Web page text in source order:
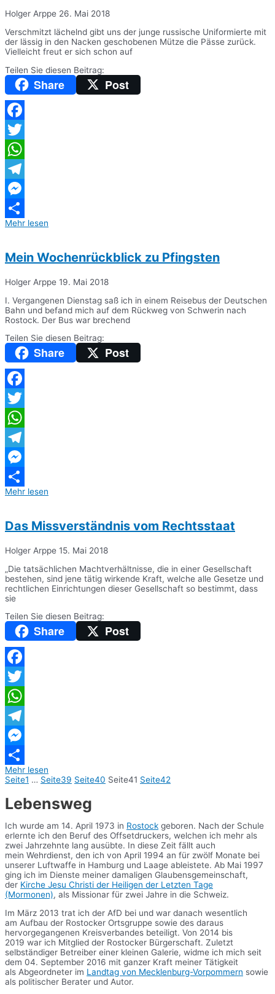
Holger Arppe 26. Mai 2018
Verschmitzt lächelnd gibt uns der junge russische Uniformierte mit
der lässig in den Nacken geschobenen Mütze die Pässe zurück.
Vielleicht freut er sich schon auf
Teilen Sie diesen Beitrag:
Share Post
Facebook
Twitter
WhatsApp
Telegram
Messenger
Teilen
Mehr lesen
Mein Wochenrückblick zu Pfingsten
Holger Arppe 19. Mai 2018
I. Vergangenen Dienstag saß ich in einem Reisebus der Deutschen
Bahn und befand mich auf dem Rückweg von Schwerin nach
Rostock. Der Bus war brechend
Teilen Sie diesen Beitrag:
Share Post
Facebook
Twitter
WhatsApp
Telegram
Messenger
Teilen
Mehr lesen
Das Missverständnis vom Rechtsstaat
Holger Arppe 15. Mai 2018
„Die tatsächlichen Machtverhältnisse, die in einer Gesellschaft
bestehen, sind jene tätig wirkende Kraft, welche alle Gesetze und
rechtlichen Einrichtungen dieser Gesellschaft so bestimmt, dass
sie
Teilen Sie diesen Beitrag:
Share Post
Facebook
Twitter
WhatsApp
Telegram
Messenger
Teilen
Mehr lesen
Seite1 … Seite39 Seite40 Seite41 Seite42
Lebensweg
Ich wurde am 14. April 1973 in Rostock geboren. Nach der Schule
erlernte ich den Beruf des Offsetdruckers, welchen ich mehr als
zwei Jahrzehnte lang ausübte. In diese Zeit fällt auch
mein Wehrdienst, den ich von April 1994 an für zwölf Monate bei
unserer Luftwaffe in Hamburg und Laage ableistete. Ab Mai 1997
ging ich im Dienste meiner damaligen Glaubensgemeinschaft,
der Kirche Jesu Christi der Heiligen der Letzten Tage
(Mormonen), als Missionar für zwei Jahre in die Schweiz.
Im März 2013 trat ich der AfD bei und war danach wesentlich
am Aufbau der Rostocker Ortsgruppe sowie des daraus
hervorgegangenen Kreisverbandes beteiligt. Von 2014 bis
2019 war ich Mitglied der Rostocker Bürgerschaft. Zuletzt
selbständiger Betreiber einer kleinen Galerie, widme ich mich seit
dem 04. September 2016 mit ganzer Kraft meiner Tätigkeit
als Abgeordneter im Landtag von Mecklenburg-Vorpommern sowie
als politischer Berater und Autor.